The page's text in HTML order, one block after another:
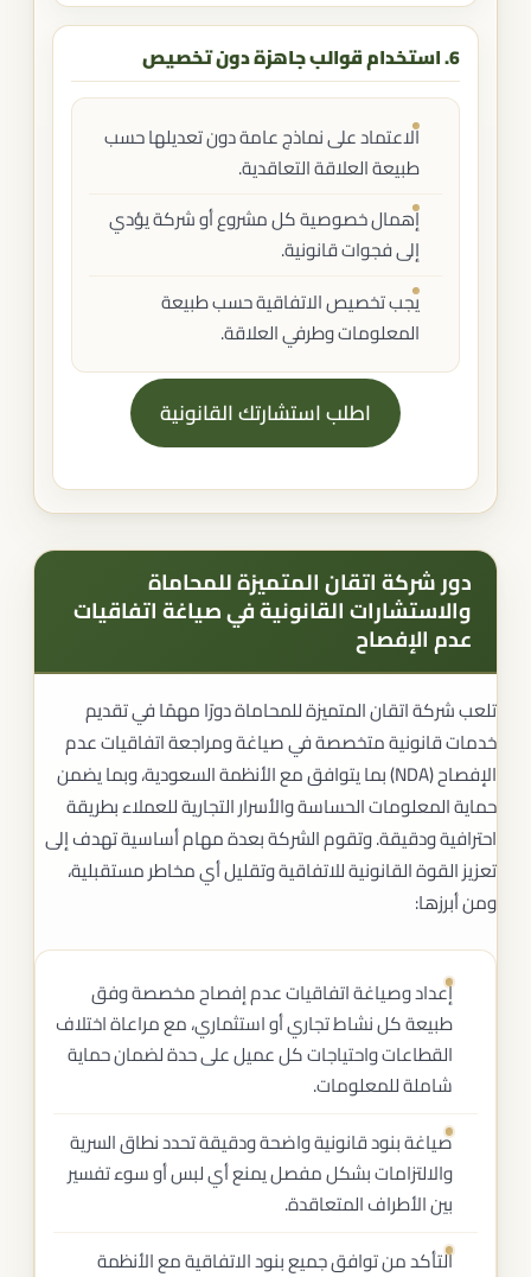
6. استخدام قوالب جاهزة دون تخصيص
الاعتماد على نماذج عامة دون تعديلها حسب
طبيعة العلاقة التعاقدية.
إهمال خصوصية كل مشروع أو شركة يؤدي
إلى فجوات قانونية.
يجب تخصيص الاتفاقية حسب طبيعة
المعلومات وطرفي العلاقة.
اطلب استشارتك القانونية
دور شركة اتقان المتميزة للمحاماة
والاستشارات القانونية في صياغة اتفاقيات
عدم الإفصاح
تلعب شركة اتقان المتميزة للمحاماة دورًا مهمًا في تقديم
خدمات قانونية متخصصة في صياغة ومراجعة اتفاقيات عدم
الإفصاح (NDA) بما يتوافق مع الأنظمة السعودية، وبما يضمن
حماية المعلومات الحساسة والأسرار التجارية للعملاء بطريقة
احترافية ودقيقة. وتقوم الشركة بعدة مهام أساسية تهدف إلى
تعزيز القوة القانونية للاتفاقية وتقليل أي مخاطر مستقبلية،
ومن أبرزها:
إعداد وصياغة اتفاقيات عدم إفصاح مخصصة وفق
طبيعة كل نشاط تجاري أو استثماري، مع مراعاة اختلاف
القطاعات واحتياجات كل عميل على حدة لضمان حماية
شاملة للمعلومات.
صياغة بنود قانونية واضحة ودقيقة تحدد نطاق السرية
والالتزامات بشكل مفصل يمنع أي لبس أو سوء تفسير
بين الأطراف المتعاقدة.
التأكد من توافق جميع بنود الاتفاقية مع الأنظمة